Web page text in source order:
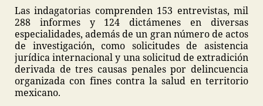
Las indagatorias comprenden 153 entrevistas, mil
288 informes y 124 dictámenes en diversas
especialidades, además de un gran número de actos
de investigación, como solicitudes de asistencia
jurídica internacional y una solicitud de extradición
derivada de tres causas penales por delincuencia
organizada con fines contra la salud en territorio
mexicano.